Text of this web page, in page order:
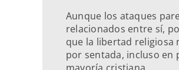
Aunque los ataques
relacionados entre sí,
que la libertad religiosa
por sentada, incluso en